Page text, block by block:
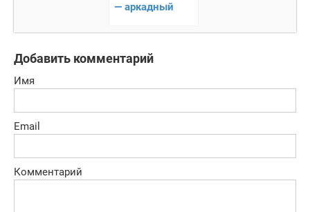
— аркадный
Добавить комментарий
Имя
Email
Комментарий